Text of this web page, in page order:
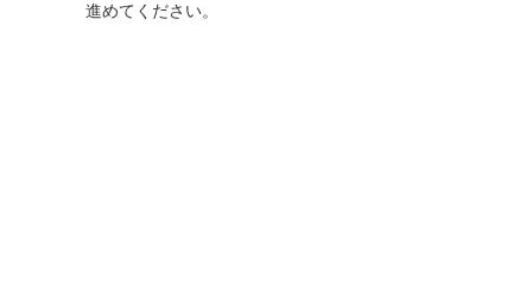
進めてください。